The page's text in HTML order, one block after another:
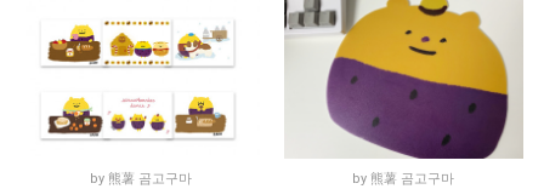
by 熊薯 곰고구마 by 熊薯 곰고구마